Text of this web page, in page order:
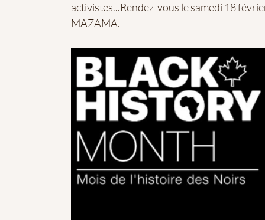
activistes...Rendez-vous le samedi 18
MAZAMA.